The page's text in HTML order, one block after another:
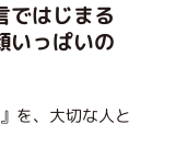
ではじまる
いっぱいの
を、大切な人と